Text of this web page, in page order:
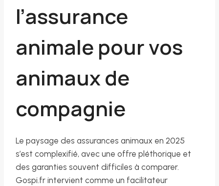
l’assurance
animale pour vos
animaux de
compagnie
Le paysage des assurances animaux en 2025
s’est complexifié, avec une offre pléthorique et
des garanties souvent difficiles à comparer.
Gospi.fr intervient comme un facilitateur